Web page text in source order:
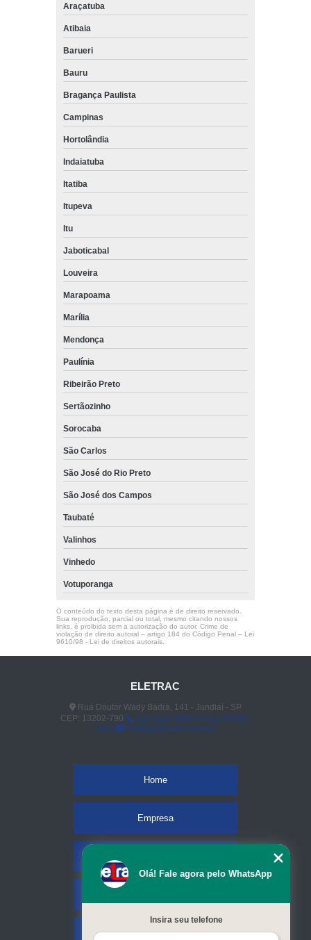
Araçatuba
Atibaia
Barueri
Bauru
Bragança Paulista
Campinas
Hortolândia
Indaiatuba
Itatiba
Itupeva
Itu
Jaboticabal
Louveira
Marapoama
Marília
Mendonça
Paulínia
Ribeirão Preto
Sertãozinho
Sorocaba
São Carlos
São José do Rio Preto
São José dos Campos
Taubaté
Valinhos
Vinhedo
Votuporanga
O conteúdo do texto desta página é de direito reservado.
Sua reprodução, parcial ou total, mesmo citando nossos
links, é proibida sem a autorização do autor. Crime de
violação de direito autoral – artigo 184 do Código Penal – Lei
9610/98 - Lei de direitos autorais.
ELETRAC
Rua Doutor Wady Badra, 141 - Jundiaí - SP
CEP: 13202-790
(11) 4523-3890
(11) 96848-
0413
vendas@eletrac.com.br
Home
Empresa
Contato
Olá! Fale agora pelo WhatsApp
Insira seu telefone